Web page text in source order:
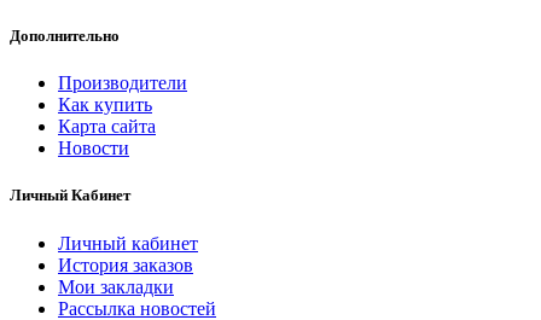
Дополнительно
Производители
Как купить
Карта сайта
Новости
Личный Кабинет
Личный кабинет
История заказов
Мои закладки
Рассылка новостей